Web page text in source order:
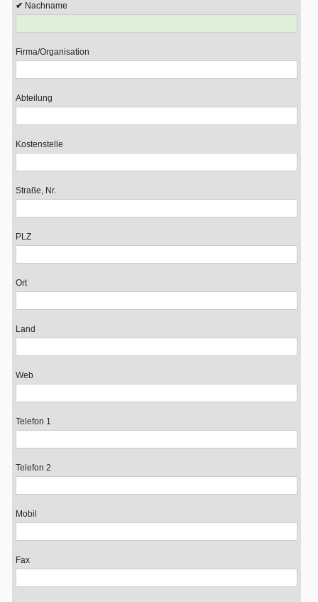
Nachname
Firma/Organisation
Abteilung
Kostenstelle
Straße, Nr.
PLZ
Ort
Land
Web
Telefon 1
Telefon 2
Mobil
Fax